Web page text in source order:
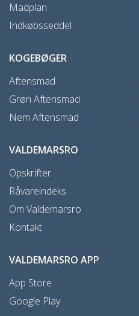
Madplan
Indkøbsseddel
KOGEBØGER
Aftensmad
Grøn Aftensmad
Nem Aftensmad
VALDEMARSRO
Opskrifter
Råvareindeks
Om Valdemarsro
Kontakt
VALDEMARSRO APP
App Store
Google Play